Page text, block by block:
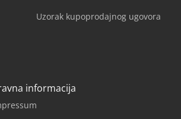
Uzorak kupoprodajnog ugovora
informacija